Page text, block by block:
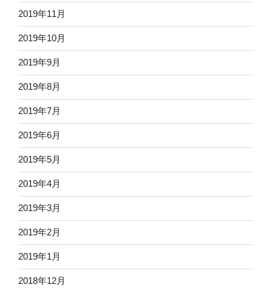
2019年11月
2019年10月
2019年9月
2019年8月
2019年7月
2019年6月
2019年5月
2019年4月
2019年3月
2019年2月
2019年1月
2018年12月